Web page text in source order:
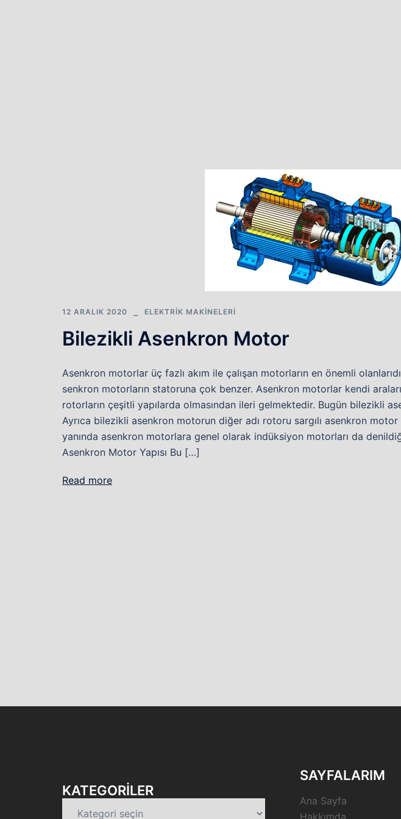
12 ARALIK 2020 ELEKTRIK MAKINELERI
Bilezikli Asenkron Motor
Asenkron motorlar üç fazlı akım ile çalışan motorların en önemli
senkron motorların statoruna çok benzer. Asenkron motorlar kendi
rotorların çeşitli yapılarda olmasından ileri gelmektedir. Bugün bilezikli
Ayrıca bilezikli asenkron motorun diğer adı rotoru sargılı asenkron motor
yanında asenkron motorlara genel olarak indüksiyon motorları da
Asenkron Motor Yapısı Bu […]
Read more
KATEGORILER
SAYFALARIM
Ana Sayfa
Hakkımda